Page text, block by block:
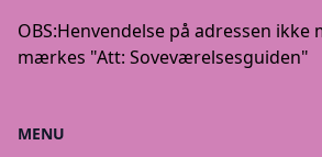
OBS:Henvendelse på adressen ikke
mærkes "Att: Soveværelsesguiden"
MENU